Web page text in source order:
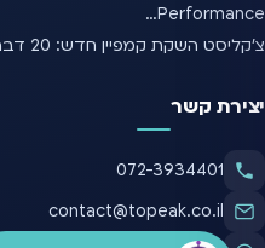
Performance…
צ'קליסט השקת קמפיין חדש: 20 דברים שחובה לבדוק…
יצירת קשר
072-3934401
contact@topeak.co.il